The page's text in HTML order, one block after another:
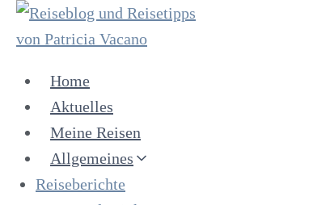
Home
Aktuelles
Meine Reisen
Allgemeines
Reiseberichte